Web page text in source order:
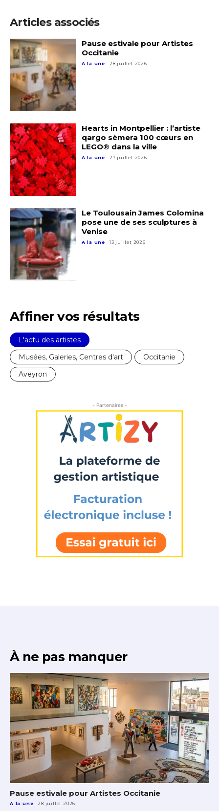
Articles associés
Pause estivale pour Artistes
Occitanie
A la une 28 juillet 2026
Hearts in Montpellier : l’artiste
qargo sèmera 100 cœurs en
LEGO® dans la ville
A la une 27 juillet 2026
Le Toulousain James Colomina
pose une de ses sculptures à
Venise
A la une 13 juillet 2026
Affiner vos résultats
L'actu des artistes
Musées, Galeries, Centres d'art
Occitanie
Aveyron
- Partenaires -
À ne pas manquer
Pause estivale pour Artistes Occitanie
A la une 28 juillet 2026